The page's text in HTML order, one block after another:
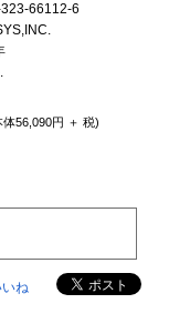
323-66112-6
体56,090円 ＋ 税)
いね